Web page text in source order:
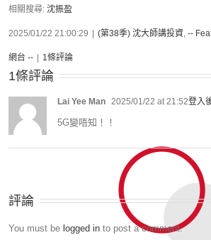
相關搜尋: 沈振盈
2025/01/22 21:00:29 (第38季) 沈大師講投資, --
網台 -- 1條評論
1條評論
Lai Yee Man 2025/01/22 at 21:52登入
5G變唔知！！
評論
You must be logged in to post a comment.